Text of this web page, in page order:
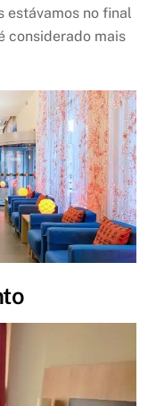
estávamos no final
considerado mais